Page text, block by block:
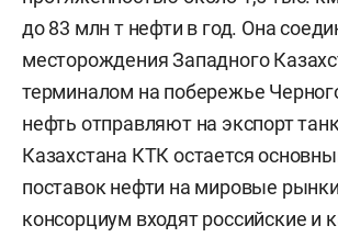
до 83 млн т нефти в год. Она
месторождения Западного
терминалом на побережье
нефть отправляют на экспорт
Казахстана КТК остается
поставок нефти на мировые
консорциум входят российские и